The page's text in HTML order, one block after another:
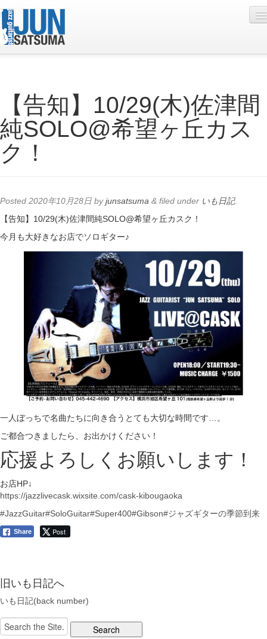
Live Schedule
Discography
Diary
YouTube
Online Lesson
【告知】10/29(木)佐津間
純SOLO@希望ヶ丘カス
ク！
Posted 2020年10月28日 byjunsatsuma & filed under いも日記.
【告知】10/29(木)佐津間純SOLO@希望ヶ丘カスク！
今月も大好きなお店でソロギター♪
一人ぼっちで名曲たちに向き合うとても大切な時間です…。
ご都合つきましたら、お出かけください！
応援よろしくお願いします！
お店HP↓
https://jazzlivecask.wixsite.com/cask-kibougaoka
#JazzGuitar#SoloGuitar#Super400#Gibson#ジャズギターの季節到来
Share Post
旧いも日記へ
いも日記(back number)
Search
for: